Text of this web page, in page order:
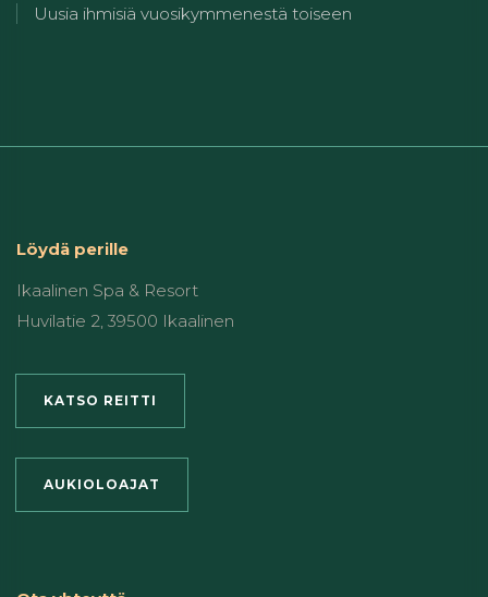
Uusia ihmisiä vuosikymmenestä toiseen
Löydä perille
Ikaalinen Spa & Resort
Huvilatie 2, 39500 Ikaalinen
KATSO REITTI
AUKIOLOAJAT